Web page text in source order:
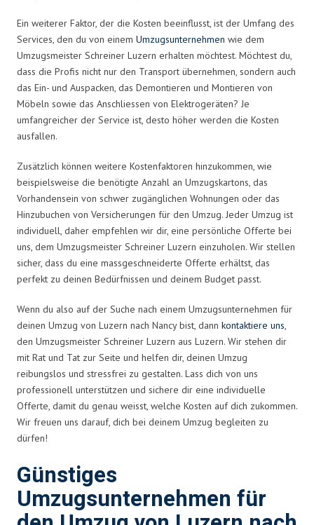
Ein weiterer Faktor, der die Kosten beeinflusst, ist der Umfang des
Services, den du von einem Umzugsunternehmen wie dem
Umzugsmeister Schreiner Luzern erhalten möchtest. Möchtest du,
dass die Profis nicht nur den Transport übernehmen, sondern auch
das Ein- und Auspacken, das Demontieren und Montieren von
Möbeln sowie das Anschliessen von Elektrogeräten? Je
umfangreicher der Service ist, desto höher werden die Kosten
ausfallen.
Zusätzlich können weitere Kostenfaktoren hinzukommen, wie
beispielsweise die benötigte Anzahl an Umzugskartons, das
Vorhandensein von schwer zugänglichen Wohnungen oder das
Hinzubuchen von Versicherungen für den Umzug. Jeder Umzug ist
individuell, daher empfehlen wir dir, eine persönliche Offerte bei
uns, dem Umzugsmeister Schreiner Luzern einzuholen. Wir stellen
sicher, dass du eine massgeschneiderte Offerte erhältst, das
perfekt zu deinen Bedürfnissen und deinem Budget passt.
Wenn du also auf der Suche nach einem Umzugsunternehmen für
deinen Umzug von Luzern nach Nancy bist, dann kontaktiere uns,
den Umzugsmeister Schreiner Luzern aus Luzern. Wir stehen dir
mit Rat und Tat zur Seite und helfen dir, deinen Umzug
reibungslos und stressfrei zu gestalten. Lass dich von uns
professionell unterstützen und sichere dir eine individuelle
Offerte, damit du genau weisst, welche Kosten auf dich zukommen.
Wir freuen uns darauf, dich bei deinem Umzug begleiten zu
dürfen!
Günstiges
Umzugsunternehmen für